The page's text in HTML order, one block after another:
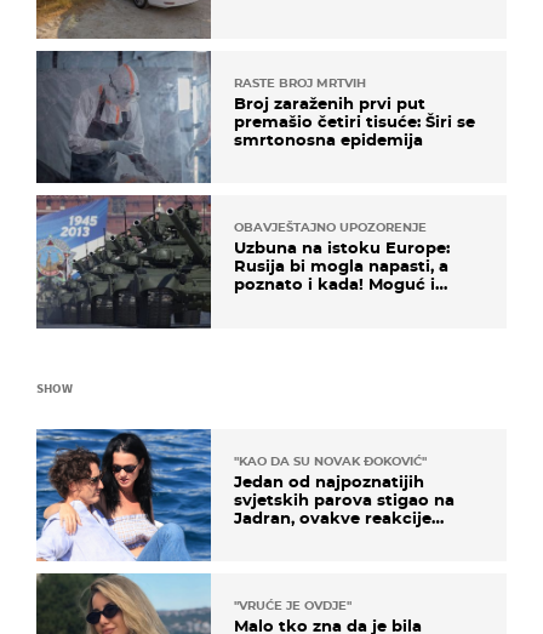
RASTE BROJ MRTVIH
Broj zaraženih prvi put
premašio četiri tisuće: Širi se
smrtonosna epidemija
OBAVJEŠTAJNO UPOZORENJE
Uzbuna na istoku Europe:
Rusija bi mogla napasti, a
poznato i kada! Moguć i
SHOW
"KAO DA SU NOVAK ĐOKOVIĆ"
Jedan od najpoznatijih
svjetskih parova stigao na
Jadran, ovakve reakcije
"VRUĆE JE OVDJE"
Malo tko zna da je bila